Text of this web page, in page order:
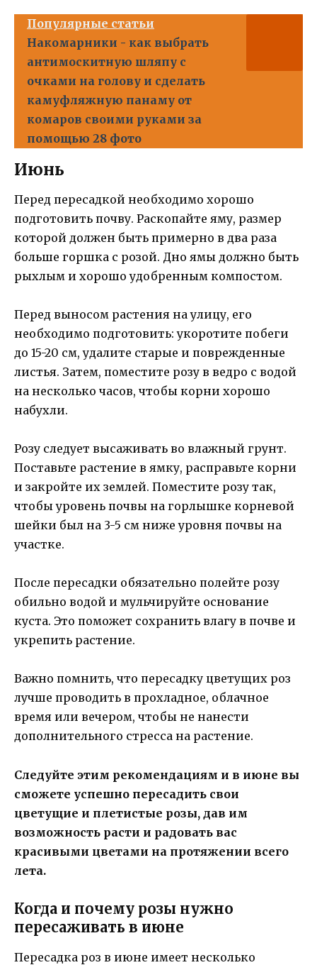
Популярные статьи
Накомарники - как выбрать
антимоскитную шляпу с
очками на голову и сделать
камуфляжную панаму от
комаров своими руками за
помощью 28 фото
Июнь
Перед пересадкой необходимо хорошо
подготовить почву. Раскопайте яму, размер
которой должен быть примерно в два раза
больше горшка с розой. Дно ямы должно быть
рыхлым и хорошо удобренным компостом.
Перед выносом растения на улицу, его
необходимо подготовить: укоротите побеги
до 15-20 см, удалите старые и поврежденные
листья. Затем, поместите розу в ведро с водой
на несколько часов, чтобы корни хорошо
набухли.
Розу следует высаживать во влажный грунт.
Поставьте растение в ямку, расправьте корни
и закройте их землей. Поместите розу так,
чтобы уровень почвы на горлышке корневой
шейки был на 3-5 см ниже уровня почвы на
участке.
После пересадки обязательно полейте розу
обильно водой и мульчируйте основание
куста. Это поможет сохранить влагу в почве и
укрепить растение.
Важно помнить, что пересадку цветущих роз
лучше проводить в прохладное, облачное
время или вечером, чтобы не нанести
дополнительного стресса на растение.
Следуйте этим рекомендациям и в июне вы
сможете успешно пересадить свои
цветущие и плетистые розы, дав им
возможность расти и радовать вас
красивыми цветами на протяжении всего
лета.
Когда и почему розы нужно
пересаживать в июне
Пересадка роз в июне имеет несколько